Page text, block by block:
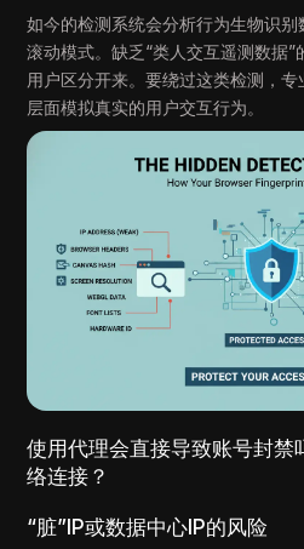
如今的检测系统会分析行为生物识
滚动模式。缺乏“类人交互遥测数据
用户区分开来。要绕过这类检测，
层面模拟真实的用户交互行为。
使用代理会直接导致账号封禁
络连接？
“脏”IP或数据中心IP的风险